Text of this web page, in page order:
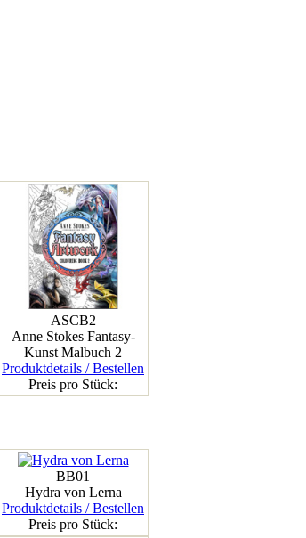
ASCB2
Anne Stokes Fantasy-
Kunst Malbuch 2
Produktdetails / Bestellen
Preis pro Stück:
BB01
Hydra von Lerna
Produktdetails / Bestellen
Preis pro Stück: